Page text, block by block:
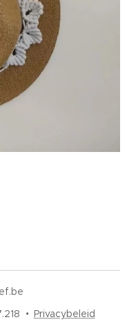
Privacybeleid